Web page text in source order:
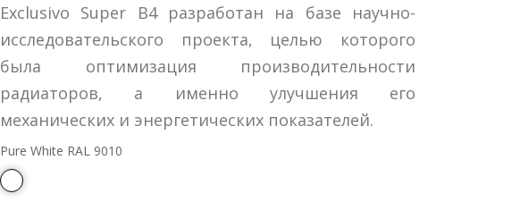
Exclusivo Super B4 разработан на базе научно-
исследовательского проекта, целью которого
была оптимизация производительности
радиаторов, а именно улучшения его
механических и энергетических показателей.
Pure White RAL 9010